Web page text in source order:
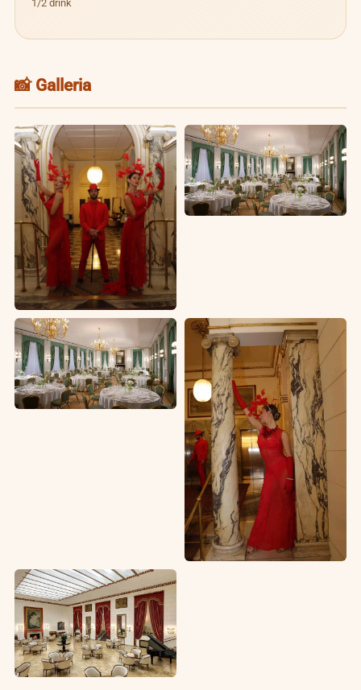
1/2 drink
📸 Galleria